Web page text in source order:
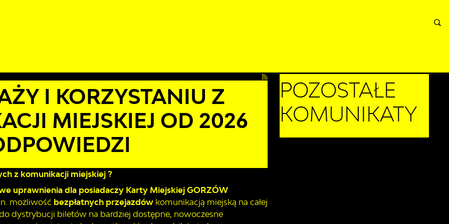
I KORZYSTANIU Z
MIEJSKIEJ OD 2026
z komunikacji miejskiej ?
uprawnienia dla posiadaczy Karty Miejskiej GORZÓW
możliwość bezpłatnych przejazdówkomunikacją miejską na całej
dystrybucji biletów na bardziej dostępne, nowoczesne
POZOSTAŁE
KOMUNIKATY